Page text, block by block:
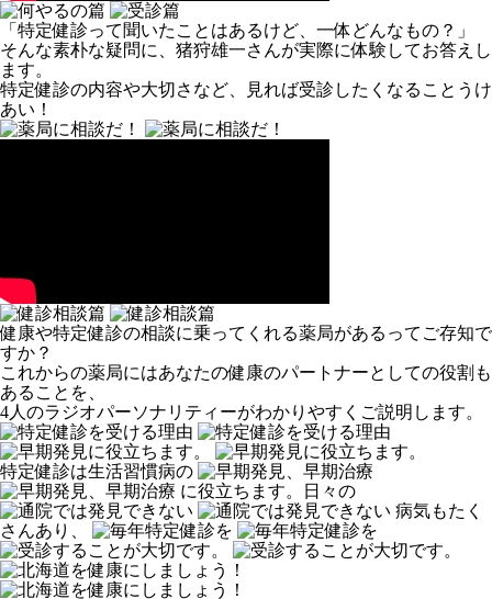
「特定健診って聞いたことはあるけど、一体どんなもの？」
そんな素朴な疑問に、猪狩雄一さんが実際に体験してお答えし
ます。
特定健診の内容や大切さなど、見れば受診したくなることうけ
あい！
健康や特定健診の相談に乗ってくれる薬局があるってご存知で
すか？
これからの薬局にはあなたの健康のパートナーとしての役割も
あることを、
4人のラジオパーソナリティーがわかりやすくご説明します。
特定健診は生活習慣病の
に役立ちます。
日々の
病気もたく
さんあり、